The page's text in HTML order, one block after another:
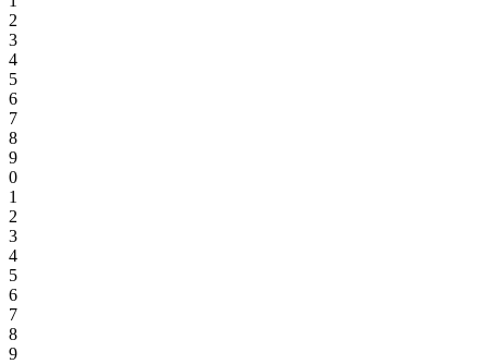
2
3
4
5
6
7
8
9
0
1
2
3
4
5
6
7
8
9